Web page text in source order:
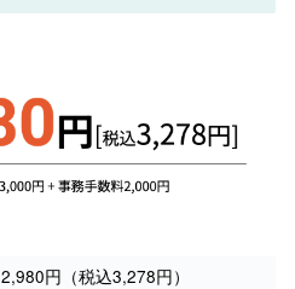
2,980円（税込3,278円）